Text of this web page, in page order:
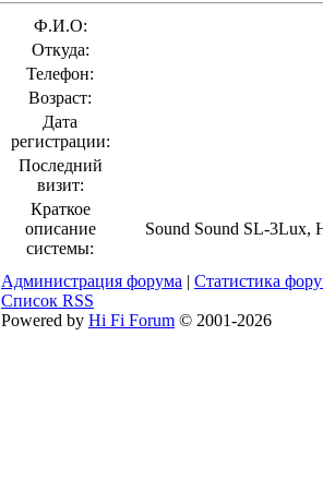
Ф.И.О:
Откуда:
Телефон:
Возраст:
Дата
регистрации:
Последний
визит:
Краткое
описание
системы:
Sound Sound SL-3Lux,
Администрация форума | Статистика
Список RSS
Powered by Hi Fi Forum © 2001-2026